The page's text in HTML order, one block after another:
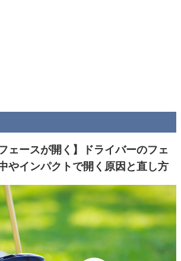
ェースが開く】ドライバーのフェ
やインパクトで開く原因と直し方